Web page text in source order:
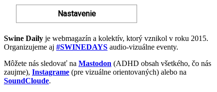
Swine Daily je webmagazín a kolektív, ktorý vznikol v roku 2015.
Organizujeme aj #SWINEDAYS audio-vizuálne eventy.
Môžete nás sledovať na Mastodon (ADHD obsah všetkého, čo nás
zaujme), Instagrame (pre vizuálne orientovaných) alebo na
SoundCloude.